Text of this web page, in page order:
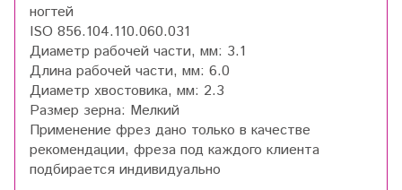
ногтей
ISO 856.104.110.060.031
Диаметр рабочей части, мм: 3.1
Длина рабочей части, мм: 6.0
Диаметр хвостовика, мм: 2.3
Размер зерна: Мелкий
Применение фрез дано только в качестве
рекомендации, фреза под каждого клиента
подбирается индивидуально